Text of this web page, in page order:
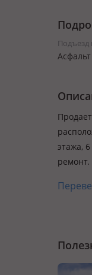
Подъезд
Асфальт
этажа,
ремонт.